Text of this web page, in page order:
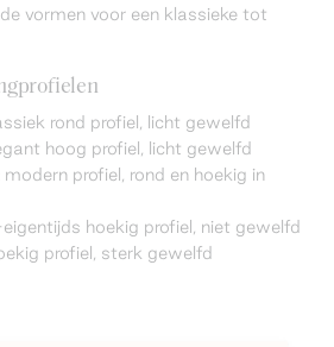
vormen voor een klassieke tot
rond profiel, licht gewelfd
hoog profiel, licht gewelfd
profiel, rond en hoekig in
hoekig profiel, niet gewelfd
profiel, sterk gewelfd